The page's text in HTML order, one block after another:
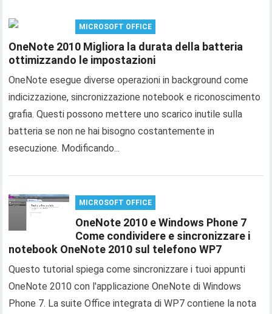
MICROSOFT OFFICE
OneNote 2010 Migliora la durata della batteria
ottimizzando le impostazioni
OneNote esegue diverse operazioni in background come
indicizzazione, sincronizzazione notebook e riconoscimento
grafia. Questi possono mettere uno scarico inutile sulla
batteria se non ne hai bisogno costantemente in
esecuzione. Modificando...
MICROSOFT OFFICE
OneNote 2010 e Windows Phone 7
Come condividere e sincronizzare i
notebook OneNote 2010 sul telefono WP7
Questo tutorial spiega come sincronizzare i tuoi appunti
OneNote 2010 con l'applicazione OneNote di Windows
Phone 7. La suite Office integrata di WP7 contiene la nota